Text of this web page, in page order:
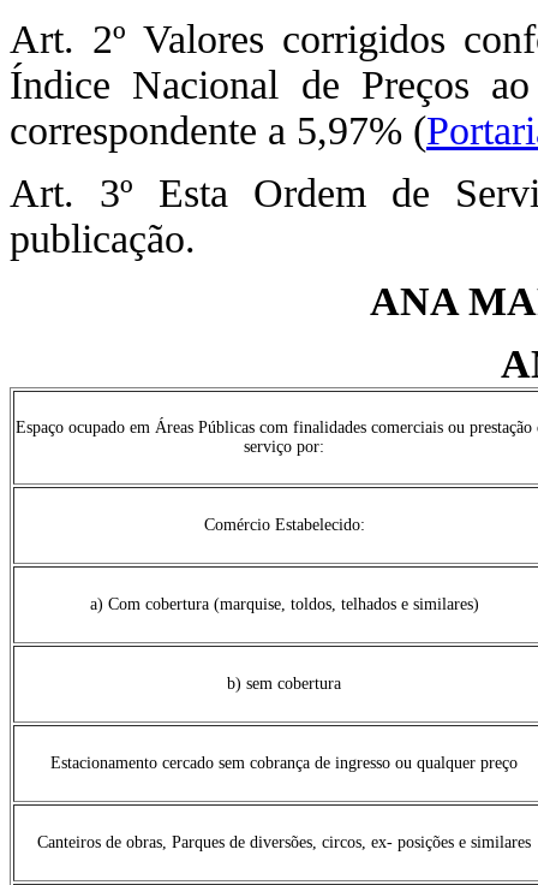
Art. 2º Valores corrigidos
Índice Nacional de Preços
correspondente a 5,97% (
Art. 3º Esta Ordem de
publicação.
ANA
Espaço ocupado em Áreas Públicas com finalidades comerciais ou prestação
serviço por:
Comércio Estabelecido:
a) Com cobertura (marquise, toldos, telhados e similares)
b) sem cobertura
Estacionamento cercado sem cobrança de ingresso ou qualquer preço
Canteiros de obras, Parques de diversões, circos, ex- posições e similares